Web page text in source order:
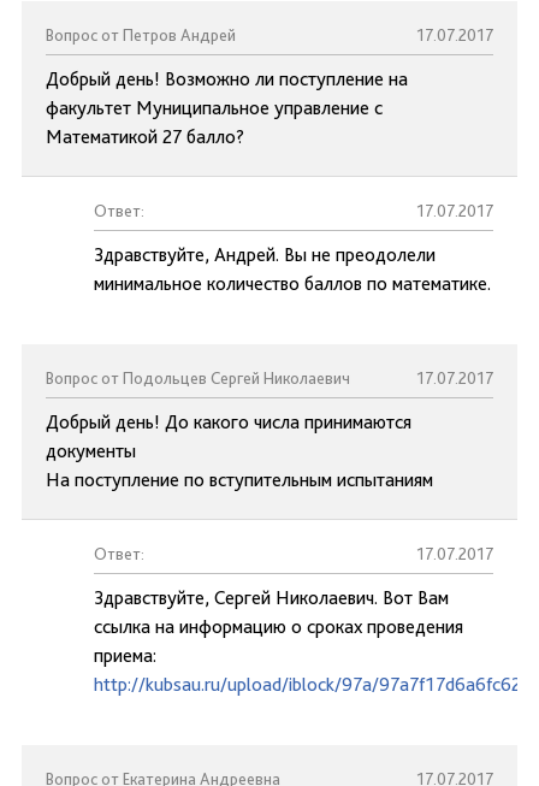
Вопрос от Петров Андрей 17.07.2017
Добрый день! Возможно ли поступление на
факультет Муниципальное управление с
Математикой 27 балло?
Ответ: 17.07.2017
Здравствуйте, Андрей. Вы не преодолели
минимальное количество баллов по математике.
Вопрос от Подольцев Сергей Николаевич 17.07.2017
Добрый день! До какого числа принимаются
документы
На поступление по вступительным испытаниям
Ответ: 17.07.2017
Здравствуйте, Сергей Николаевич. Вот Вам
ссылка на информацию о сроках проведения
приема:
http://kubsau.ru/upload/iblock/97a/
Вопрос от Екатерина Андреевна 17.07.2017